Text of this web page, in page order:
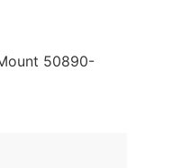
50890-